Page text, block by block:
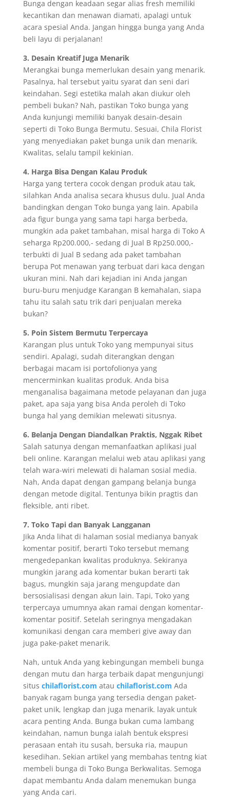
Bunga dengan keadaan segar alias fresh memiliki
kecantikan dan menawan diamati, apalagi untuk
acara spesial Anda. Jangan hingga bunga yang Anda
beli layu di perjalanan!
3. Desain Kreatif Juga Menarik
Merangkai bunga memerlukan desain yang menarik.
Pasalnya, hal tersebut yaitu syarat dan seni dari
keindahan. Segi estetika malah akan diukur oleh
pembeli bukan? Nah, pastikan Toko bunga yang
Anda kunjungi memiliki banyak desain-desain
seperti di Toko Bunga Bermutu. Sesuai, Chila Florist
yang menyediakan paket bunga unik dan menarik.
Kwalitas, selalu tampil kekinian.
4. Harga Bisa Dengan Kalau Produk
Harga yang tertera cocok dengan produk atau tak,
silahkan Anda analisa secara khusus dulu. Jual Anda
bandingkan dengan Toko bunga yang lain. Apabila
ada figur bunga yang sama tapi harga berbeda,
mungkin ada paket tambahan, misal harga di Toko A
seharga Rp200.000,- sedang di Jual B Rp250.000,-
terbukti di Jual B sedang ada paket tambahan
berupa Pot menawan yang terbuat dari kaca dengan
ukuran mini. Nah dari kejadian ini Anda jangan
buru-buru menjudge Karangan B kemahalan, siapa
tahu itu salah satu trik dari penjualan mereka
bukan?
5. Poin Sistem Bermutu Terpercaya
Karangan plus untuk Toko yang mempunyai situs
sendiri. Apalagi, sudah diterangkan dengan
berbagai macam isi portofolionya yang
mencerminkan kualitas produk. Anda bisa
menganalisa bagaimana metode pelayanan dan juga
paket, apa saja yang bisa Anda peroleh di Toko
bunga hal yang demikian melewati situsnya.
6. Belanja Dengan Diandalkan Praktis, Nggak Ribet
Salah satunya dengan memanfaatkan aplikasi jual
beli online. Karangan melalui web atau aplikasi yang
telah wara-wiri melewati di halaman sosial media.
Nah, Anda dapat dengan gampang belanja bunga
dengan metode digital. Tentunya bikin pragtis dan
fleksible, anti ribet.
7. Toko Tapi dan Banyak Langganan
Jika Anda lihat di halaman sosial medianya banyak
komentar positif, berarti Toko tersebut memang
mengedepankan kwalitas produknya. Sekiranya
mungkin jarang ada komentar bukan berarti tak
bagus, mungkin saja jarang mengupdate dan
bersosialisasi dengan akun lain. Tapi, Toko yang
terpercaya umumnya akan ramai dengan komentar-
komentar positif. Setelah seringnya mengadakan
komunikasi dengan cara memberi give away dan
juga pake-paket menarik.
Nah, untuk Anda yang kebingungan membeli bunga
dengan mutu dan harga terbaik dapat mengunjungi
situs chilaflorist.com atau chilaflorist.com Ada
banyak ragam bunga yang tersedia dengan paket-
paket unik, lengkap dan juga menarik. layak untuk
acara penting Anda. Bunga bukan cuma lambang
keindahan, namun bunga ialah bentuk ekspresi
perasaan entah itu susah, bersuka ria, maupun
kesedihan. Sekian artikel yang membahas tentng kiat
membeli bunga di Toko Bunga Berkwalitas. Semoga
dapat membantu Anda dalam menemukan bunga
yang Anda cari.